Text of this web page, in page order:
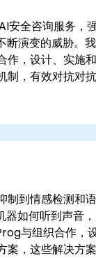
安全咨询服务，
断演变的威胁。
作，设计、实施
制，有效对抗对
供灵活的交付模
程会话，或在的
问将真实案例直
的业务目标一致
知识涵盖Secure
Machine
复杂的安全挑战
略咨询合作伙伴
制到情感检测和
器如何听到声音
与组织合作，
案，这些解决方